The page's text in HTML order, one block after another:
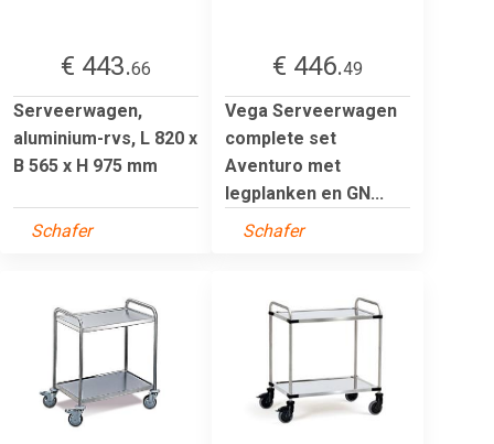
€ 443.66
Serveerwagen,
aluminium-rvs, L 820 x
B 565 x H 975 mm
Schafer
€ 446.49
Vega Serveerwagen
complete set
Aventuro met
legplanken en GN...
Schafer